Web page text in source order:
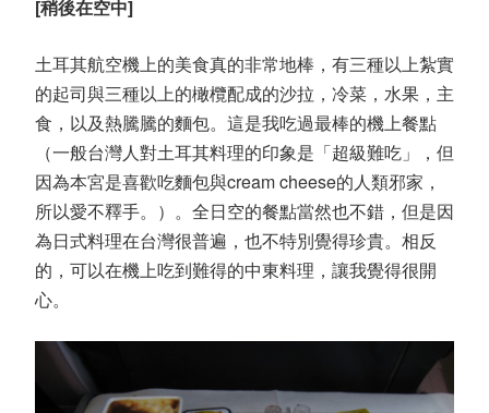
[稍後在空中]
土耳其航空機上的美食真的非常地棒，有三種以上紮實
的起司與三種以上的橄欖配成的沙拉，冷菜，水果，主
食，以及熱騰騰的麵包。這是我吃過最棒的機上餐點
（一般台灣人對土耳其料理的印象是「超級難吃」，但
因為本宮是喜歡吃麵包與cream cheese的人類邪家，
所以愛不釋手。）。全日空的餐點當然也不錯，但是因
為日式料理在台灣很普遍，也不特別覺得珍貴。相反
的，可以在機上吃到難得的中東料理，讓我覺得很開
心。